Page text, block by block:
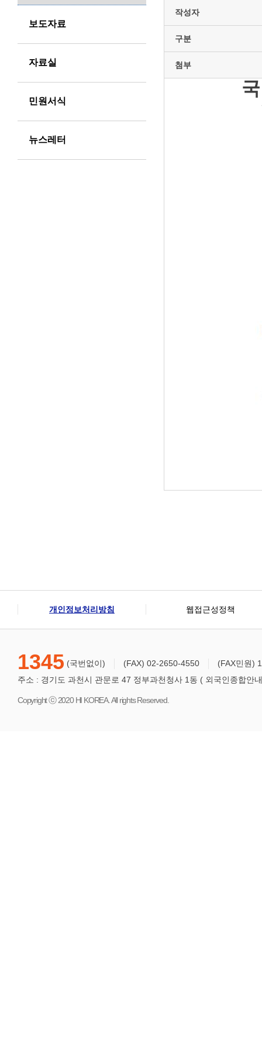
보도자료
자료실
민원서식
뉴스레터
작성자
구분
첨부
개인정보처리방침 웹접근성정책
1345 (국번없이) (FAX) 02-2650-4550
(FAX민원)
주소 : 경기도 과천시 관문로 47 정부과천청사 1동 ( 외국인종합안
Copyright ⓒ 2020 HI KOREA. All rights Reserved.